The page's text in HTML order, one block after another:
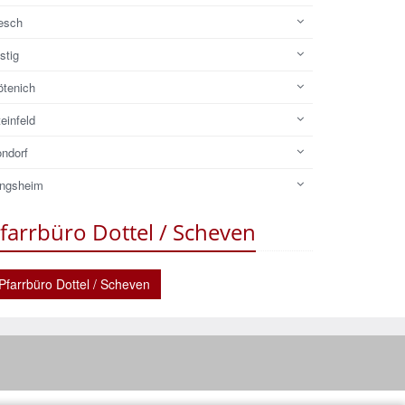
Dottel / Scheven
Pfarrbüro Dottel / Scheven